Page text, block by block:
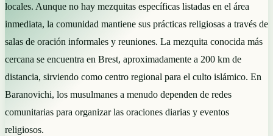
locales. Aunque no hay mezquitas específicas listadas en el área
inmediata, la comunidad mantiene sus prácticas religiosas a través de
salas de oración informales y reuniones. La mezquita conocida más
cercana se encuentra en Brest, aproximadamente a 200 km de
distancia, sirviendo como centro regional para el culto islámico. En
Baranovichi, los musulmanes a menudo dependen de redes
comunitarias para organizar las oraciones diarias y eventos
religiosos.